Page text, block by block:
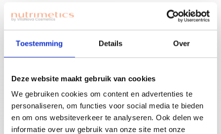
Toestemming Details Over
Deze website maakt gebruik van cookies
We gebruiken cookies om content en advertenties te
personaliseren, om functies voor social media te bieden
en om ons websiteverkeer te analyseren. Ook delen we
informatie over uw gebruik van onze site met onze
Beauty | Community | Opportunity
Join for free!
Ben je nieuwe
accounthouder?
Vergeet niet jouw
welkomstgift te
claimen!